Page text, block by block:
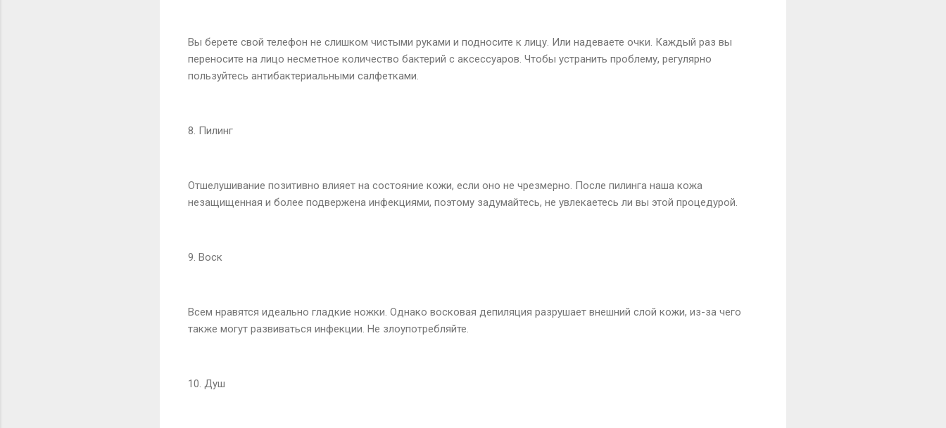
Вы берете свой телефон не слишком чистыми руками и подносите к лицу. Или надеваете очки. Каждый раз вы
переносите на лицо несметное количество бактерий с аксессуаров. Чтобы устранить проблему, регулярно
пользуйтесь антибактериальными салфетками.
8. Пилинг
Отшелушивание позитивно влияет на состояние кожи, если оно не чрезмерно. После пилинга наша кожа
незащищенная и более подвержена инфекциями, поэтому задумайтесь, не увлекаетесь ли вы этой процедурой.
9. Воск
Всем нравятся идеально гладкие ножки. Однако восковая депиляция разрушает внешний слой кожи, из-за чего
также могут развиваться инфекции. Не злоупотребляйте.
10. Душ